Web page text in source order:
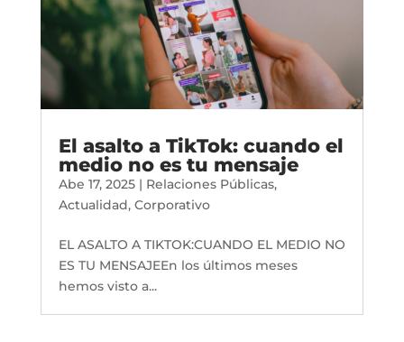
El asalto a TikTok: cuando el
medio no es tu mensaje
Abe 17, 2025| Relaciones Públicas,
Actualidad, Corporativo
EL ASALTO A TIKTOK:CUANDO EL MEDIO NO
ES TU MENSAJEEn los últimos meses
hemos visto a...